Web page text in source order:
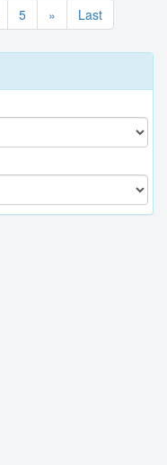
5 » Last